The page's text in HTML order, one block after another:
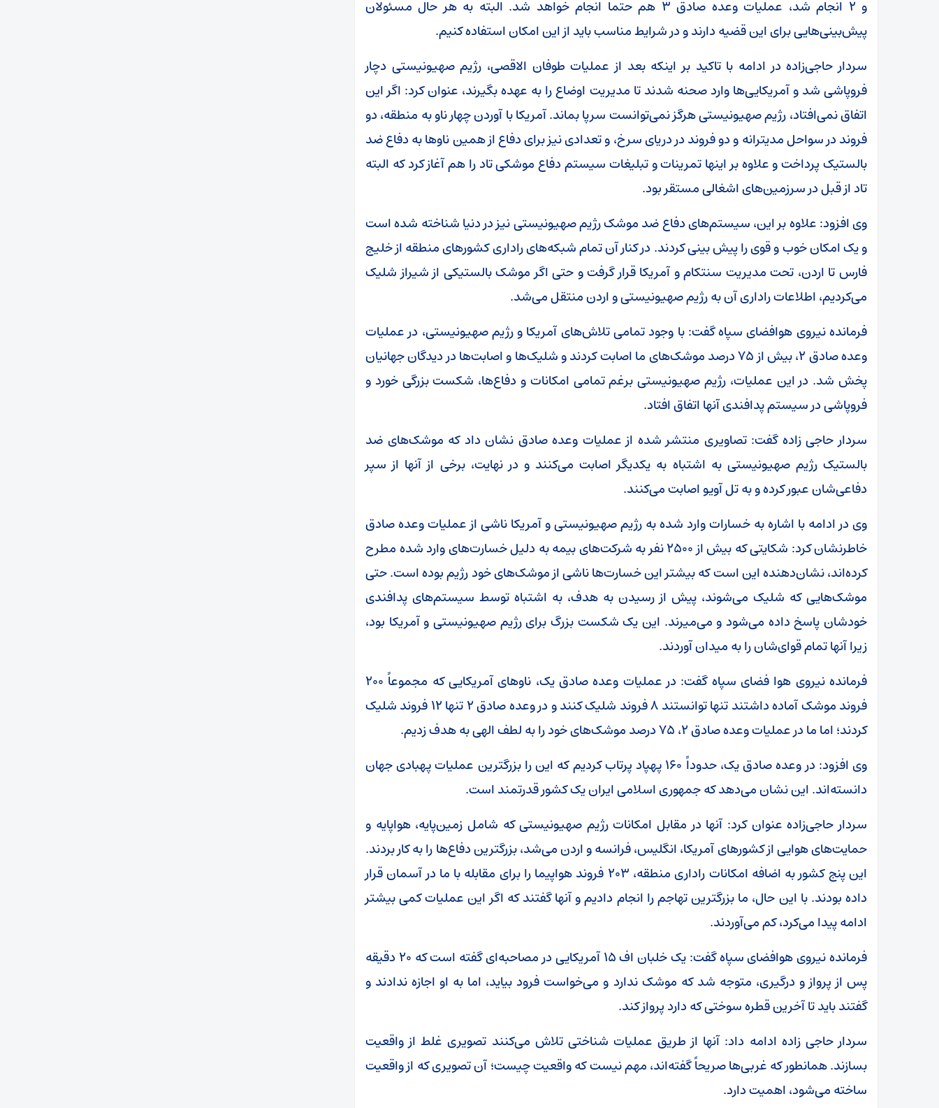
و ۲ انجام شد، عملیات وعده صادق ۳ هم حتما انجام خواهد شد. البته به هر حال مسئولان
پیش‌بینی‌هایی برای این قضیه دارند و در شرایط مناسب باید از این امکان استفاده کنیم.
سردار حاجی‌زاده در ادامه با تاکید بر اینکه بعد از عملیات طوفان الاقصی، رژیم صهیونیستی دچار
فروپاشی شد و آمریکایی‌ها وارد صحنه شدند تا مدیریت اوضاع را به عهده بگیرند، عنوان کرد: اگر این
اتفاق نمی‌افتاد، رژیم صهیونیستی هرگز نمی‌توانست سرپا بماند. آمریکا با آوردن چهار ناو به منطقه، دو
فروند در سواحل مدیترانه و دو فروند در دریای سرخ، و تعدادی نیز برای دفاع از همین ناو‌ها به دفاع ضد
بالستیک پرداخت و علاوه بر اینها تمرینات و تبلیغات سیستم دفاع موشکی تاد را هم آغاز کرد که البته
تاد از قبل در سرزمین‌های اشغالی مستقر بود.
وی افزود: علاوه بر این، سیستم‌های دفاع ضد موشک رژیم صهیونیستی نیز در دنیا شناخته شده است
و یک امکان خوب و قوی را پیش بینی کردند. در کنار آن تمام شبکه‌های راداری کشور‌های منطقه از خلیج
فارس تا اردن، تحت مدیریت سنتکام و آمریکا قرار گرفت و حتی اگر موشک بالستیکی از شیراز شلیک
می‌کردیم، اطلاعات راداری آن به رژیم صهیونیستی و اردن منتقل می‌شد.
فرمانده نیروی هوافضای سپاه گفت: با وجود تمامی تلاش‌های آمریکا و رژیم صهیونیستی، در عملیات
وعده صادق ۲، بیش از ۷۵ درصد موشک‌های ما اصابت کردند و شلیک‌ها و اصابت‌ها در دیدگان جهانیان
پخش شد. در این عملیات، رژیم صهیونیستی برغم تمامی امکانات و دفاع‌ها، شکست بزرگی خورد و
فروپاشی در سیستم پدافندی آنها اتفاق افتاد.
سردار حاجی زاده گفت: تصاویری منتشر شده از عملیات وعده صادق نشان داد که موشک‌های ضد
بالستیک رژیم صهیونیستی به اشتباه به یکدیگر اصابت می‌کنند و در نهایت، برخی از آنها از سپر
دفاعی‌شان عبور کرده و به تل آویو اصابت می‌کنند.
وی در ادامه با اشاره به خسارات وارد شده به رژیم صهیونیستی و آمریکا ناشی از عملیات وعده صادق
خاطرنشان کرد: شکایتی که بیش از ۲۵۰۰ نفر به شرکت‌های بیمه به دلیل خسارت‌های وارد شده مطرح
کرده‌اند، نشان‌دهنده این است که بیشتر این خسارت‌ها ناشی از موشک‌های خود رژیم بوده است. حتی
موشک‌هایی که شلیک می‌شوند، پیش از رسیدن به هدف، به اشتباه توسط سیستم‌های پدافندی
خودشان پاسخ داده می‌شود و می‌میرند. این یک شکست بزرگ برای رژیم صهیونیستی و آمریکا بود،
زیرا آنها تمام قوای‌شان را به میدان آوردند.
فرمانده نیروی هوا فضای سپاه گفت: در عملیات وعده صادق یک، ناو‌های آمریکایی که مجموعاً ۲۰۰
فروند موشک آماده داشتند تنها توانستند ۸ فروند شلیک کنند و در وعده صادق ۲ تنها ۱۲ فروند شلیک
کردند؛ اما ما در عملیات وعده صادق ۲، ۷۵ درصد موشک‌های خود را به لطف الهی به هدف زدیم.
وی افزود: در وعده صادق یک، حدوداً ۱۶۰ پهپاد پرتاب کردیم که این را بزرگترین عملیات پهبادی جهان
دانسته‌اند. این نشان می‌دهد که جمهوری اسلامی ایران یک کشور قدرتمند است.
سردار حاجی‌زاده عنوان کرد: آنها در مقابل امکانات رژیم صهیونیستی که شامل زمین‌پایه، هواپایه و
حمایت‌های هوایی از کشور‌های آمریکا، انگلیس، فرانسه و اردن می‌شد، بزرگترین دفاع‌ها را به کار بردند.
این پنج کشور به اضافه امکانات راداری منطقه، ۲۰۳ فروند هواپیما را برای مقابله با ما در آسمان قرار
داده بودند. با این حال، ما بزرگترین تهاجم را انجام دادیم و آنها گفتند که اگر این عملیات کمی بیشتر
ادامه پیدا می‌کرد، کم می‌آوردند.
فرمانده نیروی هوافضای سپاه گفت: یک خلبان اف ۱۵ آمریکایی در مصاحبه‌ای گفته است که ۲۰ دقیقه
پس از پرواز و درگیری، متوجه شد که موشک ندارد و می‌خواست فرود بیاید، اما به او اجازه ندادند و
گفتند باید تا آخرین قطره سوختی که دارد پرواز کند.
سردار حاجی زاده ادامه داد: آنها از طریق عملیات شناختی تلاش می‌کنند تصویری غلط از واقعیت
بسازند. همانطور که غربی‌ها صریحاً گفته‌اند، مهم نیست که واقعیت چیست؛ آن تصویری که از واقعیت
ساخته می‌شود، اهمیت دارد.